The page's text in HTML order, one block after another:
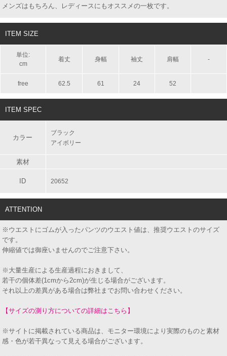
メンズはもちろん、レディースにもオススメの一枚です。
ITEM SIZE
単位:
cm
着丈 身幅 袖丈 肩幅 -
free 62.5 61 24 52
ITEM SPEC
カラー
ブラック
アイボリー
素材
ID 20652
ATTENTION
※ウエストにゴムが入ったパンツのウエスト値は、推奨ウエストのサイズ
です。
伸縮値では御座いませんのでご注意下さい。
※大量生産による生産過程におきまして、
若干の個体差(1cmから2cm)が生じる場合がございます。
それ以上の差異がある場合は弊社までお問い合わせください。
【サイズの測り方についての詳細はこちら】
※サイトに掲載されている商品は、モニター環境により実際のものと素材
感・色が若干異なって見える場合がございます。